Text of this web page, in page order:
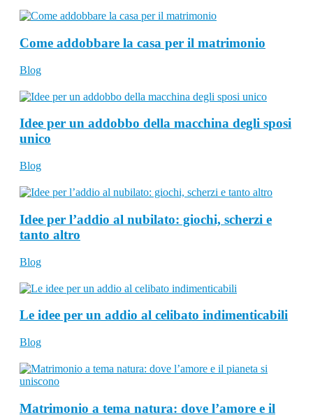
Come addobbare la casa per il matrimonio
Blog
Idee per un addobbo della macchina degli sposi
unico
Blog
Idee per l’addio al nubilato: giochi, scherzi e
tanto altro
Blog
Le idee per un addio al celibato indimenticabili
Blog
Matrimonio a tema natura: dove l’amore e il